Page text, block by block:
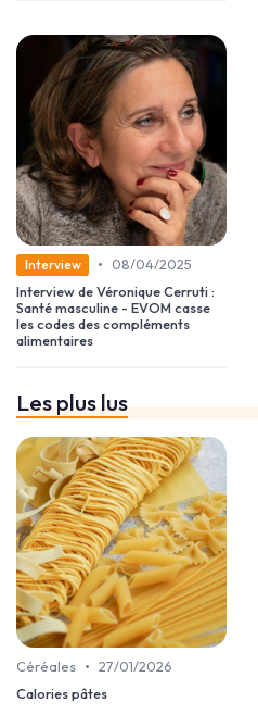
Interview •
08/04/2025
Interview de Véronique Cerruti :
Santé masculine - EVOM casse
les codes des compléments
alimentaires
Les plus lus
Céréales • 27/01/2026
Calories pâtes